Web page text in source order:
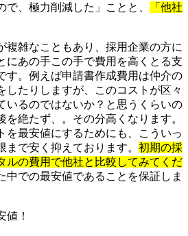
、極力削減した」ことと、
「他社
複雑なこともあり、採用企業の方に
にあの手この手で費用を高くとる支
す。例えば申請書作成費用は仲介の
したりしますが、このコストが区々
いるのではないか？と思うくらいの
絶たず、。その分高くなります。
を最安値にするためにも、こういっ
で安く抑えております。 初期の採
ルの費用で他社と比較してみてくだ
中での最安値であることを保証しま